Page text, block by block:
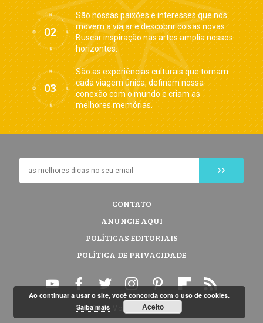
São nossas paixões e interesses que nos
movem a viajar e descobrir coisas novas.
Buscar inspiração nas artes amplia nossos
horizontes.
São as experiências culturais que tornam
cada viagem única, definem nossa
conexão com o mundo e criam as
melhores memórias.
CONTATO
ANUNCIE AQUI
POLÍTICAS EDITORIAIS
POLÍTICA DE PRIVACIDADE
© 2026 Vontade de Viajar
Ao continuar a usar o site, você concorda com o uso de cookies.
Saiba mais
Aceito